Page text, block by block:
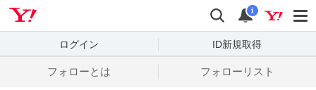
検索
通知
i
ログイン ID新規取得
フォローとは フォローリスト